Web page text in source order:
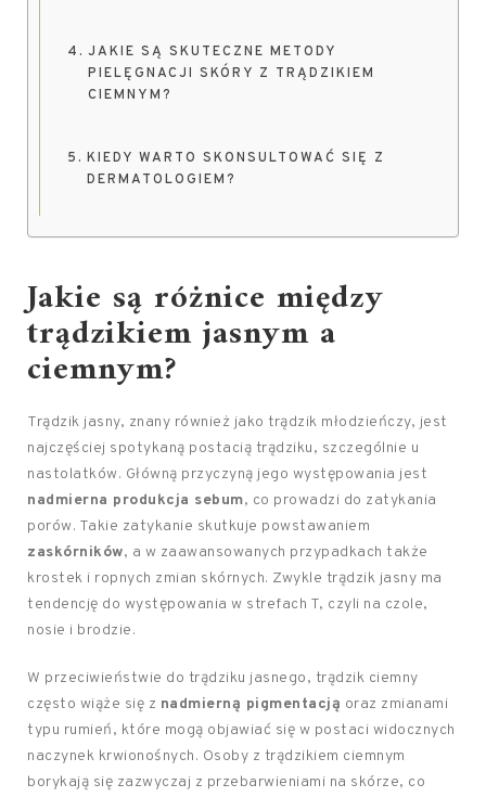
JAKIE SĄ SKUTECZNE METODY
PIELĘGNACJI SKÓRY Z TRĄDZIKIEM
CIEMNYM?
KIEDY WARTO SKONSULTOWAĆ SIĘ Z
DERMATOLOGIEM?
Jakie są różnice między
trądzikiem jasnym a
ciemnym?
Trądzik jasny, znany również jako trądzik młodzieńczy, jest
najczęściej spotykaną postacią trądziku, szczególnie u
nastolatków. Główną przyczyną jego występowania jest
nadmierna produkcja sebum, co prowadzi do zatykania
porów. Takie zatykanie skutkuje powstawaniem
zaskórników, a w zaawansowanych przypadkach także
krostek i ropnych zmian skórnych. Zwykle trądzik jasny ma
tendencję do występowania w strefach T, czyli na czole,
nosie i brodzie.
W przeciwieństwie do trądziku jasnego, trądzik ciemny
często wiąże się z nadmierną pigmentacją oraz zmianami
typu rumień, które mogą objawiać się w postaci widocznych
naczynek krwionośnych. Osoby z trądzikiem ciemnym
borykają się zazwyczaj z przebarwieniami na skórze, co